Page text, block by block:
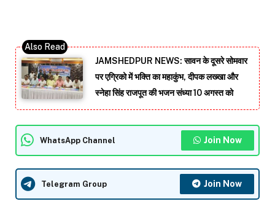
JAMSHEDPUR NEWS: सावन के दूसरे सोमवार
पर एग्रिको में भक्ति का महाकुंभ, दीपक लख्खा और
स्नेहा सिंह राजपूत की भजन संध्या 10 अगस्त को
WhatsApp Channel Join Now
Telegram Group Join Now